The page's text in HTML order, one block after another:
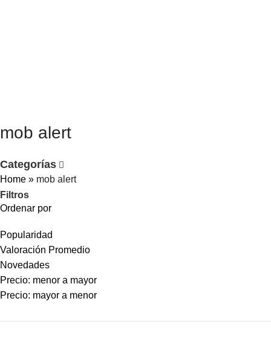
mob alert
Categorías
Home » mob alert
Filtros
Ordenar por
Popularidad
Valoración Promedio
Novedades
Precio: menor a mayor
Precio: mayor a menor